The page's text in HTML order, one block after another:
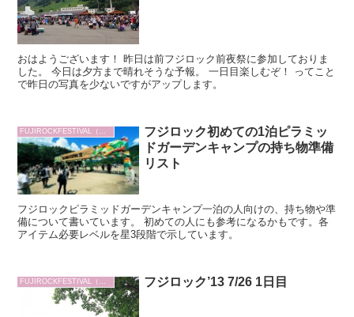
おはようございます！ 昨日は前フジロック前夜祭に参加しておりま
した。 今日は夕方まで晴れそうな予報。 一日目楽しむぞ！ ってこと
で昨日の写真を少ないですがアップします。
フジロック初めての1泊ピラミッ
ドガーデンキャンプの持ち物準備
リスト
フジロックピラミッドガーデンキャンプ一泊の人向けの、持ち物や準
備について書いています。 初めての人にも参考になるかもです。各
アイテム必要レベルを星3段階で示しています。
FUJIROCKFESTIVAL（フジロック） フジロック’13 7/26 1日目